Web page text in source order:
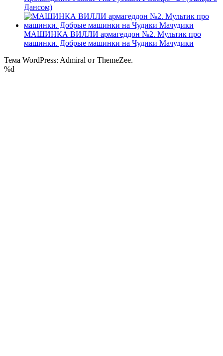
Дансом)
МАШИНКА ВИЛЛИ армагеддон №2. Мультик про
машинки. Добрые машинки на Чудики Мачудики
Тема WordPress: Admiral от ThemeZee.
%d